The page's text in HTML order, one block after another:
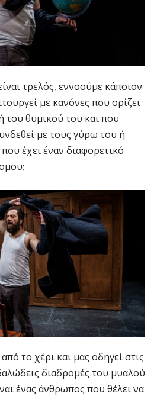
τρελός, εννοούμε κάποιον
με κανόνες που ορίζει
του θυμικού του και που
με τους γύρω του ή
έχει έναν διαφορετικό
το χέρι και μας οδηγεί στις
διαδρομές του μυαλού
ένας άνθρωπος που θέλει να